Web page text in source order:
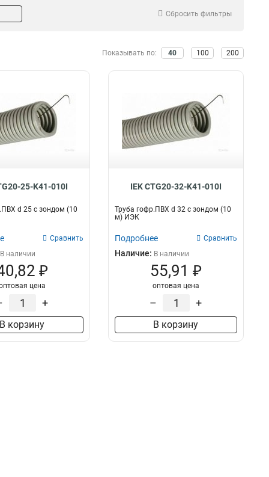
10мм 4
Сбросить фильтры
Показывать по: 40 100 200
25-K41-010I
d 25 с зондом (10
Сравнить
В наличии
₽
цена
+
В корзину
IEK CTG20-32-K41-010I
Труба гофр.ПВХ d 32 с зондом (10
м) ИЭК
Подробнее Сравнить
Наличие: В наличии
55,91 ₽
оптовая цена
– +
В корзину